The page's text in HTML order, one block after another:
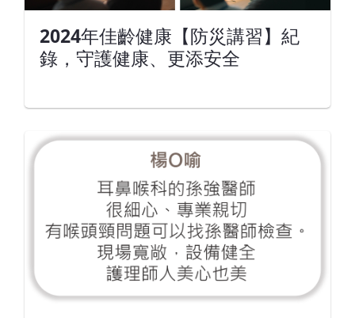
2024年佳齡健康【防災講習】紀
錄，守護健康、更添安全